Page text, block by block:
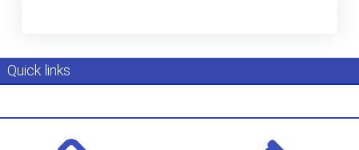
Quick links